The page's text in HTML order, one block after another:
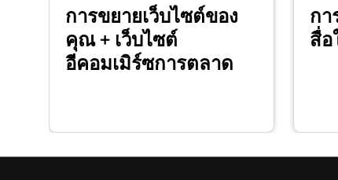
การขยายเว็บไซต์ของ
คุณ + เว็บไซต์
อีคอมเมิร์ซการตลาด
กา
สื่อ